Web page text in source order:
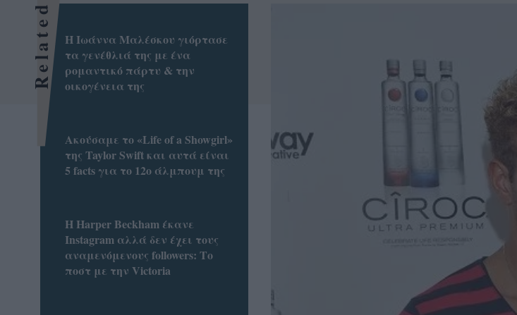
Related
Η Ιωάννα Μαλέσκου γιόρτασε
τα γενέθλιά της με ένα
ρομαντικό πάρτυ & την
οικογένεια της
Ακούσαμε το «Life of a Showgirl»
της Taylor Swift και αυτά είναι
5 facts για το 12ο άλμπουμ της
Η Harper Beckham έκανε
Instagram αλλά δεν έχει τους
αναμενόμενους followers: Το
ποστ με την Victoria